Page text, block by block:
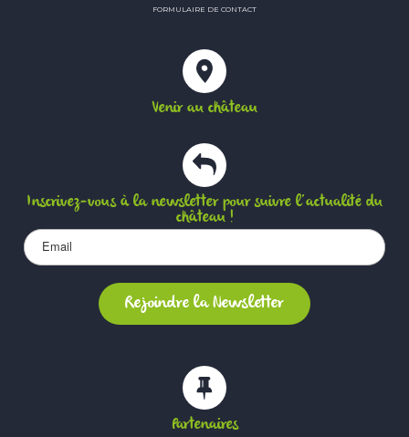
FORMULAIRE DE CONTACT
Venir au château
Inscrivez-vous à la newsletter pour suivre l’actualité du
château !
Partenaires